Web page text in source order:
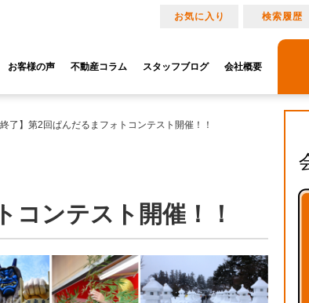
お気に入り 検索履歴
お客様の声 不動産コラム スタッフブログ 会社概要
リ
マ
終了】第2回ぱんだるまフォトコンテスト開催！！
コンテスト開催！！